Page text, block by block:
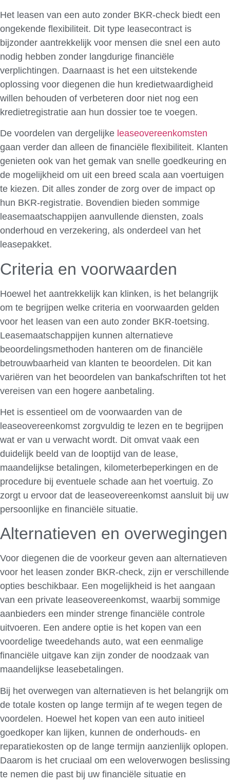
Het leasen van een auto zonder BKR-check biedt een
ongekende flexibiliteit. Dit type leasecontract is
bijzonder aantrekkelijk voor mensen die snel een auto
nodig hebben zonder langdurige financiële
verplichtingen. Daarnaast is het een uitstekende
oplossing voor diegenen die hun kredietwaardigheid
willen behouden of verbeteren door niet nog een
kredietregistratie aan hun dossier toe te voegen.
De voordelen van dergelijke leaseovereenkomsten
gaan verder dan alleen de financiële flexibiliteit. Klanten
genieten ook van het gemak van snelle goedkeuring en
de mogelijkheid om uit een breed scala aan voertuigen
te kiezen. Dit alles zonder de zorg over de impact op
hun BKR-registratie. Bovendien bieden sommige
leasemaatschappijen aanvullende diensten, zoals
onderhoud en verzekering, als onderdeel van het
leasepakket.
Criteria en voorwaarden
Hoewel het aantrekkelijk kan klinken, is het belangrijk
om te begrijpen welke criteria en voorwaarden gelden
voor het leasen van een auto zonder BKR-toetsing.
Leasemaatschappijen kunnen alternatieve
beoordelingsmethoden hanteren om de financiële
betrouwbaarheid van klanten te beoordelen. Dit kan
variëren van het beoordelen van bankafschriften tot het
vereisen van een hogere aanbetaling.
Het is essentieel om de voorwaarden van de
leaseovereenkomst zorgvuldig te lezen en te begrijpen
wat er van u verwacht wordt. Dit omvat vaak een
duidelijk beeld van de looptijd van de lease,
maandelijkse betalingen, kilometerbeperkingen en de
procedure bij eventuele schade aan het voertuig. Zo
zorgt u ervoor dat de leaseovereenkomst aansluit bij uw
persoonlijke en financiële situatie.
Alternatieven en overwegingen
Voor diegenen die de voorkeur geven aan alternatieven
voor het leasen zonder BKR-check, zijn er verschillende
opties beschikbaar. Een mogelijkheid is het aangaan
van een private leaseovereenkomst, waarbij sommige
aanbieders een minder strenge financiële controle
uitvoeren. Een andere optie is het kopen van een
voordelige tweedehands auto, wat een eenmalige
financiële uitgave kan zijn zonder de noodzaak van
maandelijkse leasebetalingen.
Bij het overwegen van alternatieven is het belangrijk om
de totale kosten op lange termijn af te wegen tegen de
voordelen. Hoewel het kopen van een auto initieel
goedkoper kan lijken, kunnen de onderhouds- en
reparatiekosten op de lange termijn aanzienlijk oplopen.
Daarom is het cruciaal om een weloverwogen beslissing
te nemen die past bij uw financiële situatie en